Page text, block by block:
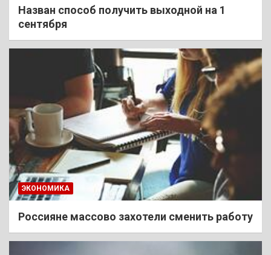
Назван способ получить выходной на 1
сентября
ЭКОНОМИКА
Россияне массово захотели сменить работу